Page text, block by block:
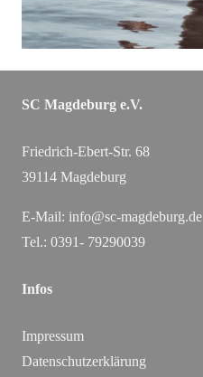
SC Magdeburg e.V.
Friedrich-Ebert-Str. 68
39114 Magdeburg
E-Mail: info@sc-magdeburg.de
Tel.: 0391- 79290039
Infos
Impressum
Datenschutzerklärung